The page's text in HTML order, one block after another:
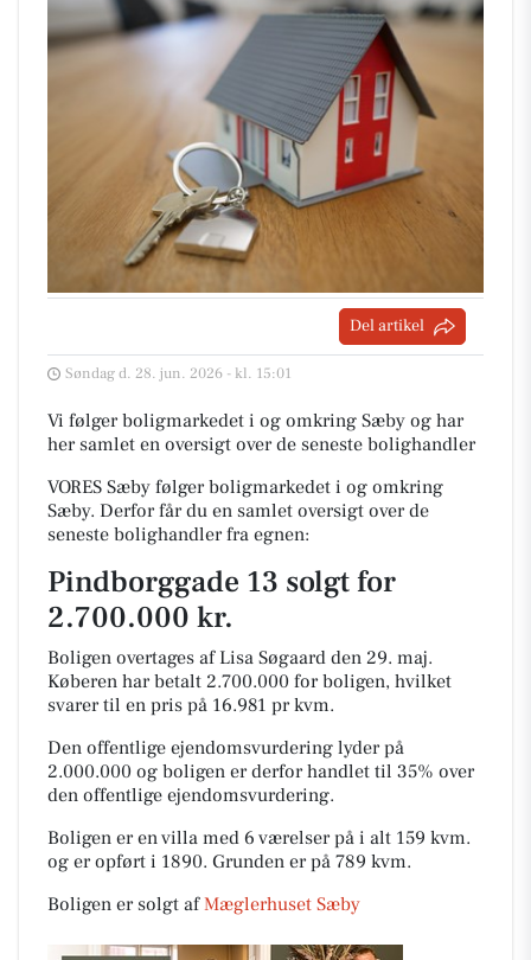
Del artikel
Søndag d. 28. jun. 2026 - kl. 15:01
Vi følger boligmarkedet i og omkring Sæby og har
her samlet en oversigt over de seneste bolighandler
VORES Sæby følger boligmarkedet i og omkring
Sæby. Derfor får du en samlet oversigt over de
seneste bolighandler fra egnen:
Pindborggade 13 solgt for
2.700.000 kr.
Boligen overtages af Lisa Søgaard den 29. maj.
Køberen har betalt 2.700.000 for boligen, hvilket
svarer til en pris på 16.981 pr kvm.
Den offentlige ejendomsvurdering lyder på
2.000.000 og boligen er derfor handlet til 35% over
den offentlige ejendomsvurdering.
Boligen er en villa med 6 værelser på i alt 159 kvm.
og er opført i 1890. Grunden er på 789 kvm.
Boligen er solgt afMæglerhuset Sæby